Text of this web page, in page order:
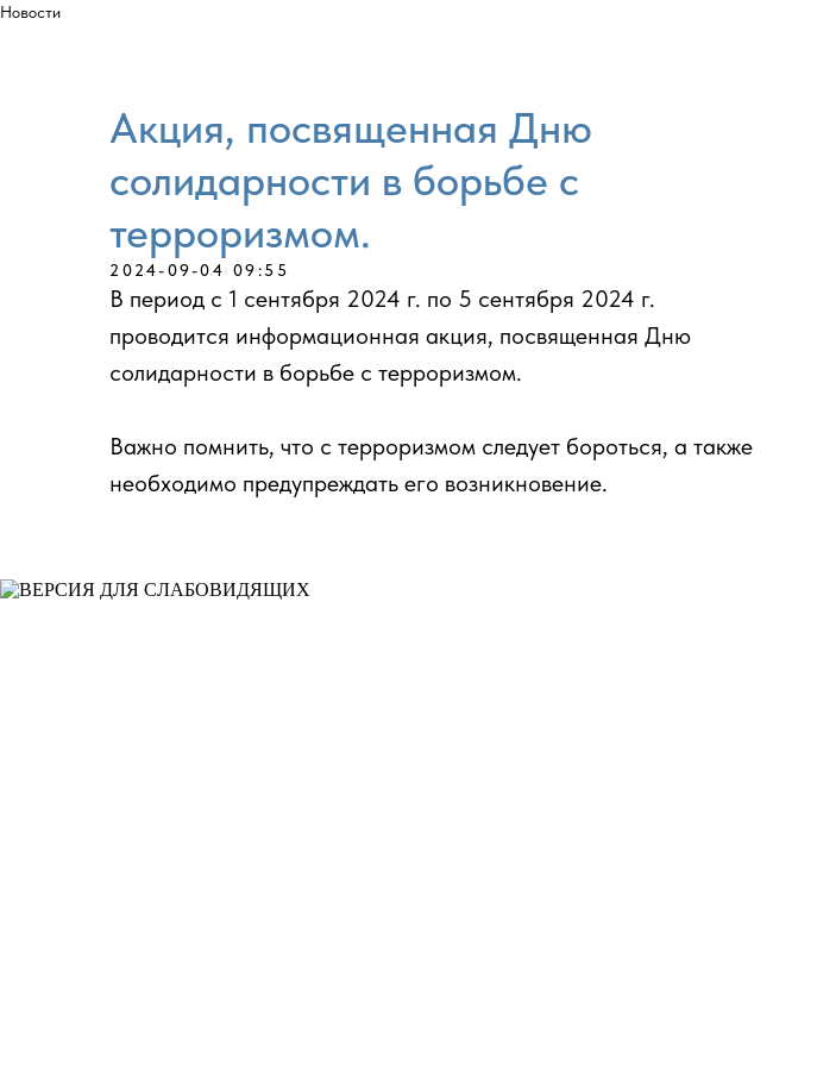
Новости
Акция, посвященная Дню
солидарности в борьбе с
терроризмом.
2024-09-04 09:55
В период с 1 сентября 2024 г. по 5 сентября 2024 г.
проводится информационная акция, посвященная Дню
солидарности в борьбе с терроризмом.
Важно помнить, что с терроризмом следует бороться, а также
необходимо предупреждать его возникновение.